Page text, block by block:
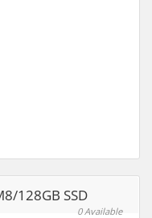
128GB SSD
0 Available